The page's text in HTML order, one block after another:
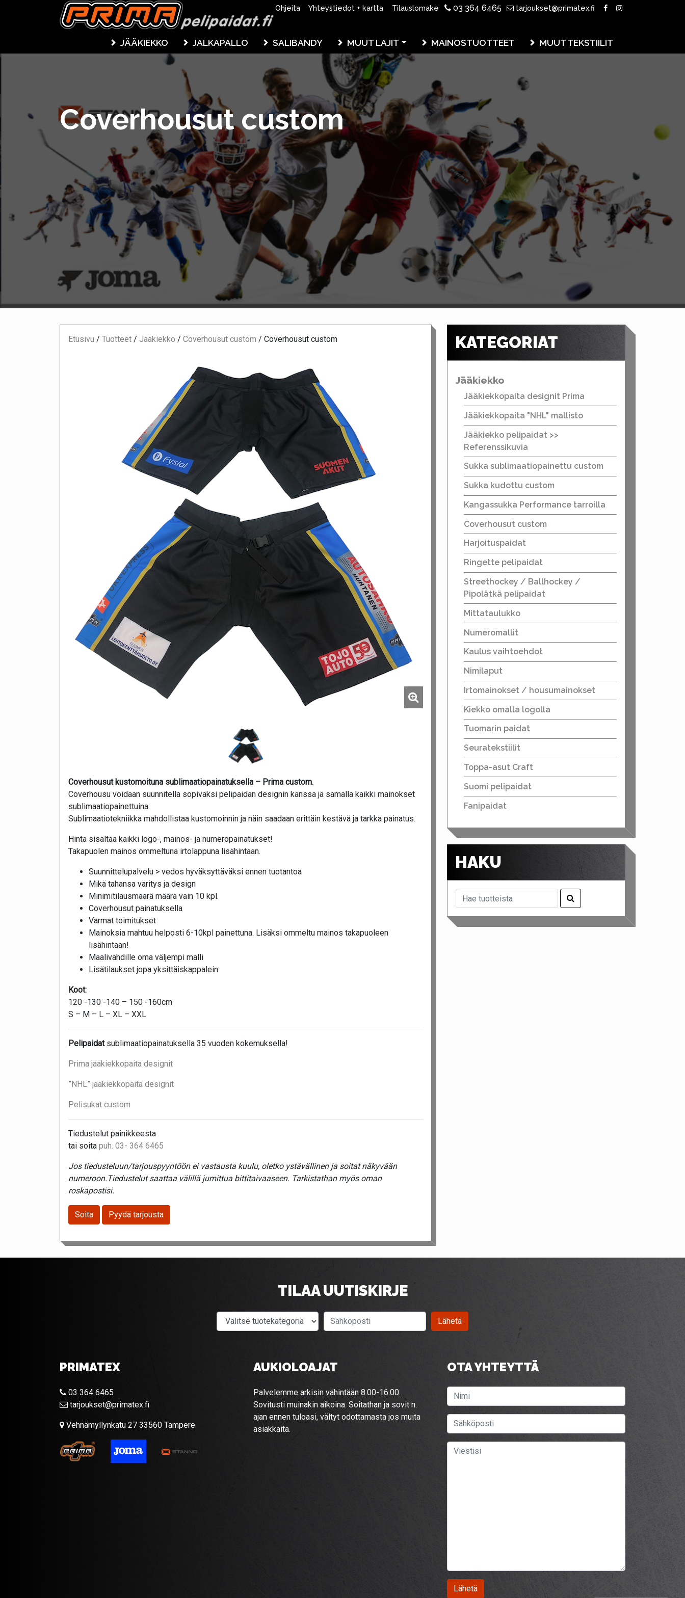
Ohjeita Yhteystiedot + kartta Tilauslomake 03 364 6465 tarjoukset@primatex.fi
JÄÄKIEKKO JALKAPALLO SALIBANDY MUUT LAJIT MAINOSTUOTTEET MUUT TEKSTIILIT
Coverhousut custom
Etusivu / Tuotteet / Jääkiekko / Coverhousut custom / Coverhousut custom
Coverhousut kustomoituna sublimaatiopainatuksella – Prima custom.
Coverhousu voidaan suunnitella sopivaksi pelipaidan designin kanssa ja samalla kaikki mainokset
sublimaatiopainettuina.
Sublimaatiotekniikka mahdollistaa kustomoinnin ja näin saadaan erittäin kestävä ja tarkka painatus.
Hinta sisältää kaikki logo-, mainos- ja numeropainatukset!
Takapuolen mainos ommeltuna irtolappuna lisähintaan.
Suunnittelupalvelu > vedos hyväksyttäväksi ennen tuotantoa
Mikä tahansa väritys ja design
Minimitilausmäärä määrä vain 10 kpl.
Coverhousut painatuksella
Varmat toimitukset
Mainoksia mahtuu helposti 6-10kpl painettuna. Lisäksi ommeltu mainos takapuoleen
lisähintaan!
Maalivahdille oma väljempi malli
Lisätilaukset jopa yksittäiskappalein
Koot:
120 -130 -140 – 150 -160cm
S – M – L – XL – XXL
Pelipaidatsublimaatiopainatuksella 35 vuoden kokemuksella!
Prima jääkiekkopaita designit
”NHL” jääkiekkopaita designit
Pelisukat custom
Tiedustelut painikkeesta
tai soita puh. 03- 364 6465
Jos tiedusteluun/tarjouspyyntöön ei vastausta kuulu, oletko ystävällinen ja soitat näkyvään
numeroon.Tiedustelut saattaa välillä jumittua bittitaivaaseen. Tarkistathan myös oman
roskapostisi.
Soita Pyydä tarjousta
KATEGORIAT
Jääkiekko
Jääkiekkopaita designit Prima
Jääkiekkopaita "NHL" mallisto
Jääkiekko pelipaidat >>
Referenssikuvia
Sukka sublimaatiopainettu custom
Sukka kudottu custom
Kangassukka Performance tarroilla
Coverhousut custom
Harjoituspaidat
Ringette pelipaidat
Streethockey / Ballhockey /
Pipolätkä pelipaidat
Mittataulukko
Numeromallit
Kaulus vaihtoehdot
Nimilaput
Irtomainokset / housumainokset
Kiekko omalla logolla
Tuomarin paidat
Seuratekstiilit
Toppa-asut Craft
Suomi pelipaidat
Fanipaidat
HAKU
TILAA UUTISKIRJE
Valitse tuotekategoria Lähetä
PRIMATEX
03 364 6465
tarjoukset@primatex.fi
Vehnämyllynkatu 27 33560 Tampere
AUKIOLOAJAT
Palvelemme arkisin vähintään 8.00-16.00.
Sovitusti muinakin aikoina. Soitathan ja sovit n.
ajan ennen tuloasi, vältyt odottamasta jos muita
asiakkaita.
OTA YHTEYTTÄ